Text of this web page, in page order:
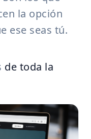
la opción
ese seas tú.
de toda la